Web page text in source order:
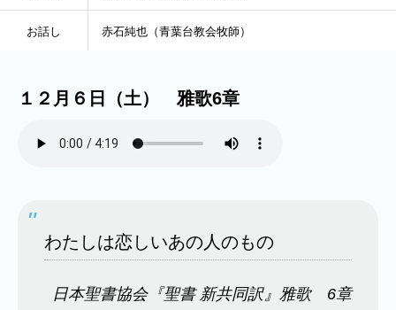
お話し 赤石純也（青葉台教会牧師）
１２月６日（土） 雅歌6章
わたしは恋しいあの人のもの
日本聖書協会『聖書 新共同訳』雅歌 6章